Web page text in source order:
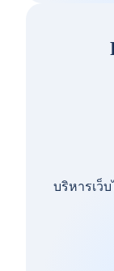
บริหารเว็